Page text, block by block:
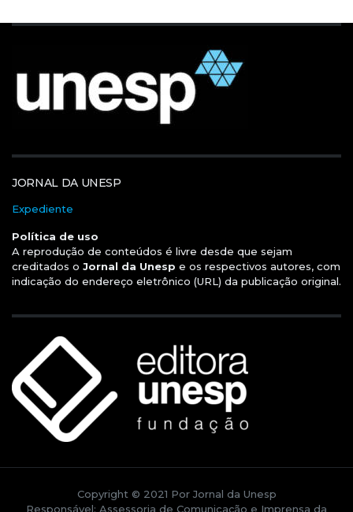
JORNAL DA UNESP
Expediente
Política de uso
A reprodução de conteúdos é livre desde que sejam
creditados o Jornal da Unesp e os respectivos autores, com
indicação do endereço eletrônico (URL) da publicação original.
Copyright © 2021 Por Jornal da Unesp
Responsável: Assessoria de Comunicação e Imprensa da